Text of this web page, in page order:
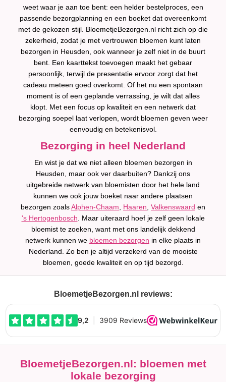
weet waar je aan toe bent: een helder bestelproces, een
passende bezorgplanning en een boeket dat overeenkomt
met de gekozen stijl. BloemetjeBezorgen.nl richt zich op die
zekerheid, zodat je met vertrouwen bloemen kunt laten
bezorgen in Heusden, ook wanneer je zelf niet in de buurt
bent. Een kaarttekst toevoegen maakt het gebaar
persoonlijk, terwijl de presentatie ervoor zorgt dat het
cadeau meteen goed overkomt. Of het nu een spontaan
moment is of een geplande verrassing, je wilt dat alles
klopt. Met een focus op kwaliteit en een netwerk dat
bezorging soepel laat verlopen, wordt bloemen geven weer
eenvoudig en betekenisvol.
Bezorging in heel Nederland
En wist je dat we niet alleen bloemen bezorgen in
Heusden, maar ook ver daarbuiten? Dankzij ons
uitgebreide netwerk van bloemisten door het hele land
kunnen we ook jouw boeket naar andere plaatsen
bezorgen zoalsAlphen-Chaam Haaren Valkenswaard en
's Hertogenbosch . Maar uiteraard hoef je zelf geen lokale
bloemist te zoeken, want met ons landelijk dekkend
netwerk kunnen we bloemen bezorgen in elke plaats in
Nederland. Zo ben je altijd verzekerd van de mooiste
bloemen, goede kwaliteit en op tijd bezorgd.
BloemetjeBezorgen.nl reviews:
BloemetjeBezorgen.nl: bloemen met
lokale bezorging